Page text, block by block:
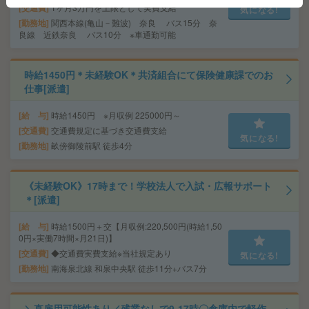
交通費 1ヶ月3万円を上限として実費支給
勤務地 関西本線(亀山－難波) 奈良 バス15分 奈
良線 近鉄奈良 バス10分 ※車通勤可能
気になる!
時給1450円＊未経験OK＊共済組合にて保険健康課でのお
仕事[派遣]
給 与 時給1450円 ※月収例 225000円～
交通費 交通費規定に基づき交通費支給
勤務地 畝傍御陵前駅 徒歩4分
気になる!
《未経験OK》17時まで！学校法人で入試・広報サポート
＊[派遣]
給 与 時給1500円＋交【月収例:220,500円(時給1,50
0円×実働7時間×月21日)】
交通費 ◆交通費実費支給※当社規定あり
勤務地 南海泉北線 和泉中央駅 徒歩11分+バス7分
気になる!